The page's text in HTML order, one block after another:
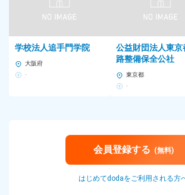
学校法人追手門学院
大阪府
-
公益財団法人東京
路整備保全公社
東京都
-
会員登録する (無料)
はじめてdodaをご利用される方